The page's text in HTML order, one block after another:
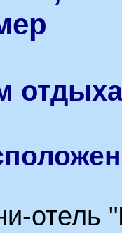
отель